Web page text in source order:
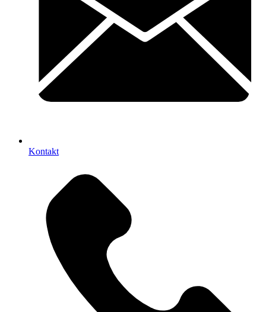
Kontakt